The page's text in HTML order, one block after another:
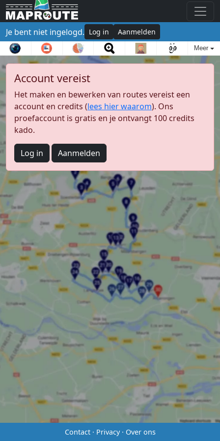
Je bent niet ingelogd. Log in Aanmelden
Meer
Account vereist
Het maken en bewerken van routes vereist een
account en credits (lees hier waarom). Ons
proefaccount is gratis en je ontvangt 100 credits
kado.
Log in Aanmelden
Contact· Privacy· Over ons